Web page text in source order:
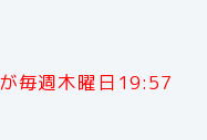
毎週木曜日19:57